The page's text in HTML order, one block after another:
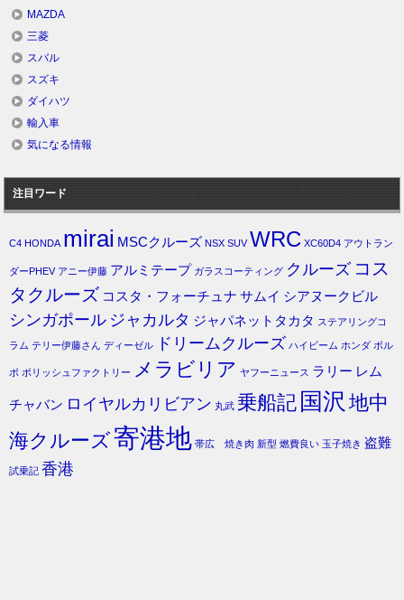
MAZDA
三菱
スバル
スズキ
ダイハツ
輸入車
気になる情報
注目ワード
C4 HONDA mirai MSCクルーズ NSX SUV WRC XC60D4 アウトラン
ダーPHEV アニー伊藤 アルミテープ ガラスコーティング クルーズ コス
タクルーズ コスタ・フォーチュナ サムイ シアヌークビル
シンガポール ジャカルタ ジャパネットタカタ ステアリングコ
ラム テリー伊藤さん ディーゼル ドリームクルーズ ハイビーム ホンダ ボル
ボ ポリッシュファクトリー メラビリア ヤフーニュース ラリー レム
チャバン ロイヤルカリビアン 丸武 乗船記 国沢 地中
海クルーズ寄港地 帯広 焼き肉 新型 燃費良い 玉子焼き 盗難
試乗記 香港